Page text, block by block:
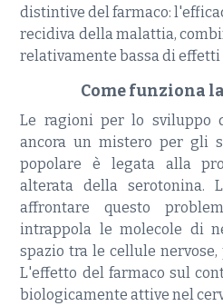
distintive del farmaco:
recidiva della malattia,
relativamente bassa di
Come funziona
Le ragioni per lo sviluppo
ancora un mistero per gli
popolare è legata alla
alterata della serotonina.
affrontare questo
intrappola le molecole di
spazio tra le cellule
L'effetto del farmaco sul
biologicamente attive nel